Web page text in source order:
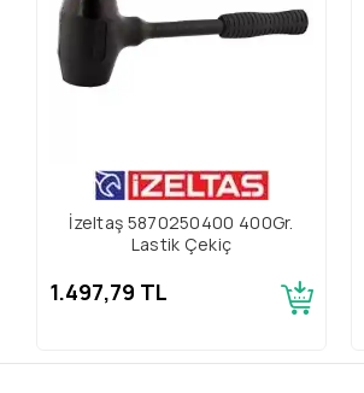
İzeltaş 5870250400 400Gr.
Lastik Çekiç
1.497,79 TL